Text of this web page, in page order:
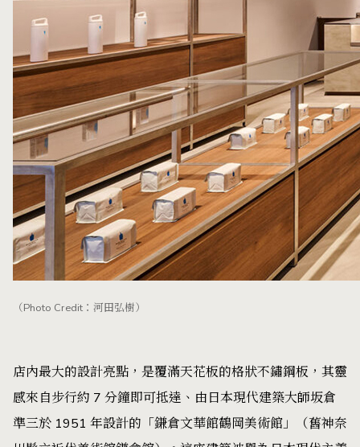
（Photo Credit：河田弘樹）
店內最大的設計亮點，是覆滿天花板的格狀不鏽鋼板，其靈
感來自步行約 7 分鐘即可抵達、由日本現代建築大師坂倉
準三於 1951 年設計的「鎌倉文華館鶴岡美術館」（舊神奈